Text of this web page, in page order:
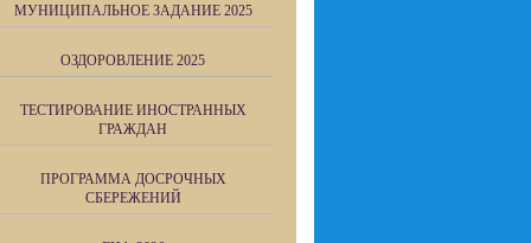
МУНИЦИПАЛЬНОЕ ЗАДАНИЕ 2025
ОЗДОРОВЛЕНИЕ 2025
ТЕСТИРОВАНИЕ ИНОСТРАННЫХ
ГРАЖДАН
ПРОГРАММА ДОСРОЧНЫХ
СБЕРЕЖЕНИЙ